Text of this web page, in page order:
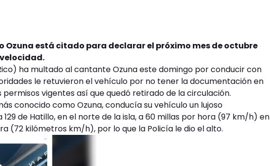
Ozuna está citado para declarar el próximo mes de octubre
ha multado al cantante Ozuna este domingo por conducir con
le retuvieron el vehículo por no tener la documentación en
vigentes así que quedó retirado de la circulación.
conocido como Ozuna, conducía su vehículo un lujoso
de Hatillo, en el norte de la isla, a 60 millas por hora (97 km/h) en
(72 kilómetros km/h), por lo que la Policía le dio el alto.